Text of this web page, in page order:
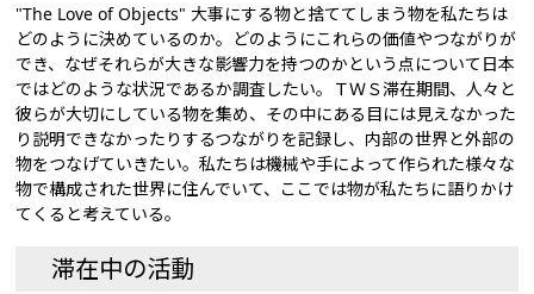
"The Love of Objects" 大事にする物と捨ててしまう物を私たちは
どのように決めているのか。どのようにこれらの価値やつながりが
でき、なぜそれらが大きな影響力を持つのかという点について日本
ではどのような状況であるか調査したい。ＴＷＳ滞在期間、人々と
彼らが大切にしている物を集め、その中にある目には見えなかった
り説明できなかったりするつながりを記録し、内部の世界と外部の
物をつなげていきたい。私たちは機械や手によって作られた様々な
物で構成された世界に住んでいて、ここでは物が私たちに語りかけ
てくると考えている。
滞在中の活動